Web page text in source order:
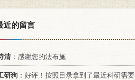
近的留言
清：感谢您的法布施
研狗 ：好评！按照目录拿到了最近科研需要的材料！